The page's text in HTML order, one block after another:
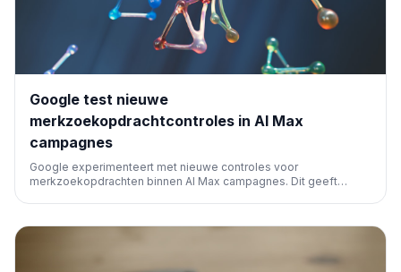
Google test nieuwe
merkzoekopdrachtcontroles in AI Max
campagnes
Google experimenteert met nieuwe controles voor
merkzoekopdrachten binnen AI Max campagnes. Dit geeft
prestaties in het evoluerende AI-landschap.